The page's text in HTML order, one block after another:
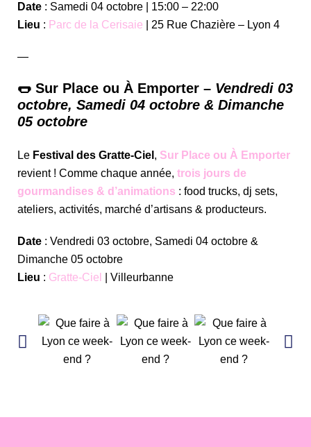
Date : Samedi 04 octobre | 15:00 – 22:00
Lieu : Parc de la Cerisaie | 25 Rue Chazière – Lyon 4
—
🌭 Sur Place ou À Emporter – Vendredi 03
octobre, Samedi 04 octobre & Dimanche
05 octobre
Le Festival des Gratte-Ciel , Sur Place ou À Emporter
revient ! Comme chaque année, trois jours de
gourmandises & d’animations : food trucks, dj sets,
ateliers, activités, marché d’artisans & producteurs.
Date : Vendredi 03 octobre, Samedi 04 octobre &
Dimanche 05 octobre
Lieu : Gratte-Ciel | Villeurbanne